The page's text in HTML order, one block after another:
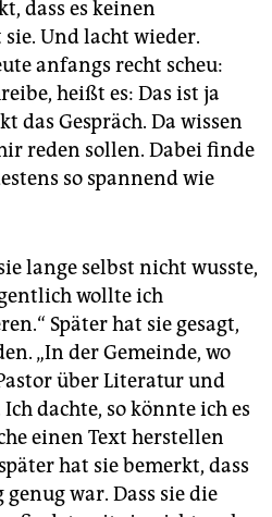
dass es keinen
Und lacht wieder.
anfangs recht scheu:
heißt es: Das ist ja
das Gespräch. Da wissen
reden sollen. Dabei finde
so spannend wie
lange selbst nicht wusste,
wollte ich
Später hat sie gesagt,
„In der Gemeinde, wo
über Literatur und
dachte, so könnte ich es
einen Text herstellen
hat sie bemerkt, dass
war. Dass sie die